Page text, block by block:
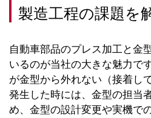
製造工程の課題を
自動車部品のプレス加工と金
いるのが当社の大きな魅力で
が金型から外れない（接着し
発生した時には、金型の担当
め、金型の設計変更や実機で